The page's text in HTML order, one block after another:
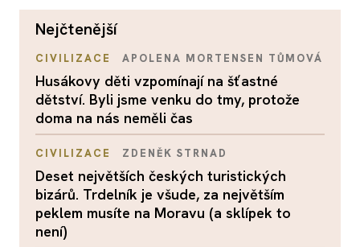
nejčtenější
CIVILIZACE APOLENA MORTENSEN TŮMOVÁ
Husákovy děti vzpomínají na šťastné
dětství. Byli jsme venku do tmy, protože
doma na nás neměli čas
CIVILIZACE ZDENĚK STRNAD
Deset největších českých turistických
bizárů. Trdelník je všude, za největším
peklem musíte na Moravu (a sklípek to
není)